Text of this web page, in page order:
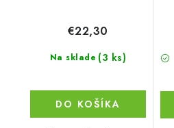
Na sklade (3 ks)
€22,30
DO KOŠÍKA